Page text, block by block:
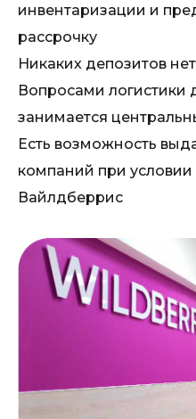
инвентаризации и
рассрочку
Никаких депозитов нет
Вопросами логистики
занимается
Есть возможность
компаний при
Вайлдберрис